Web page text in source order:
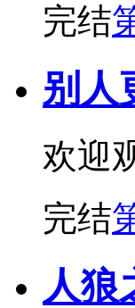
完结
别人
欢迎
完结
人狼